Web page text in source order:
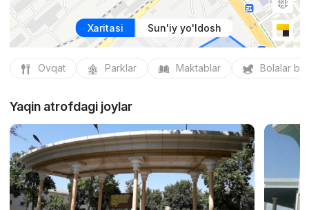
Xaritasi Sun'iy yo'ldosh
Ovqat Parklar Maktablar Bolalar
Yaqin atrofdagi joylar